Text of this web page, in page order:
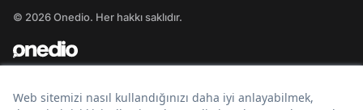
© 2026 Onedio. Her hakkı saklıdır.
Bir markasıdır.